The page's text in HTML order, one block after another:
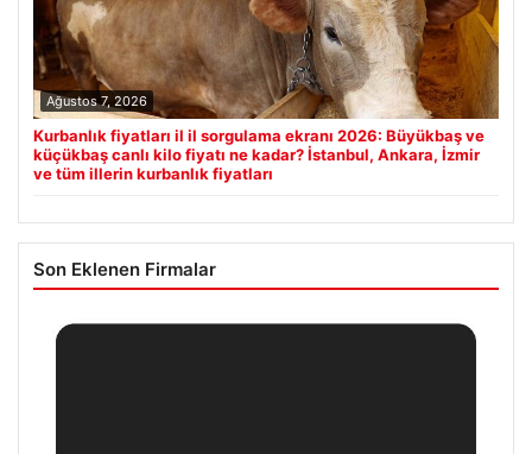
Ağustos 7, 2026
Kurbanlık fiyatları il il sorgulama ekranı 2026: Büyükbaş ve
küçükbaş canlı kilo fiyatı ne kadar? İstanbul, Ankara, İzmir
ve tüm illerin kurbanlık fiyatları
Son Eklenen Firmalar